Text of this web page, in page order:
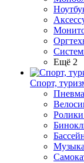
Ещё 2
Спорт,